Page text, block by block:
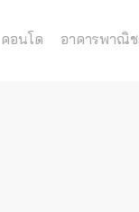
คอนโด อาคารพาณิ